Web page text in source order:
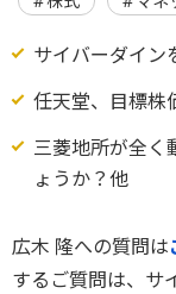
サイバーダイン
任天堂、目標株
三菱地所が全く
ょうか？他
広木 隆への質問は
するご質問は、サ